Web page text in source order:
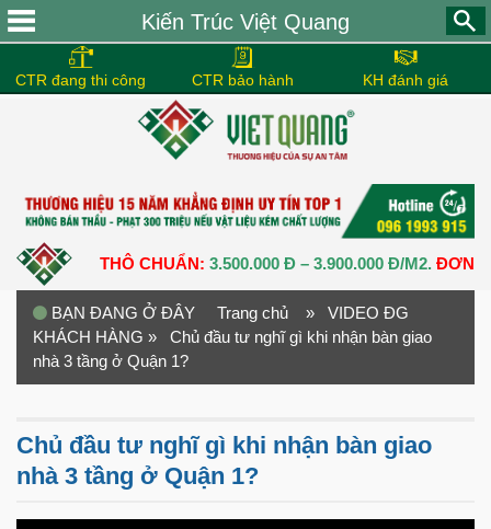
Kiến Trúc Việt Quang
CTR đang thi công CTR bảo hành KH đánh giá
THÔ CHUẨN:3.500.000 Đ – 3.900.000 Đ/M2.ĐƠN GIÁ
BẠN ĐANG Ở ĐÂY Trang chủ » VIDEO ĐG
KHÁCH HÀNG » Chủ đầu tư nghĩ gì khi nhận bàn giao
nhà 3 tầng ở Quận 1?
Chủ đầu tư nghĩ gì khi nhận bàn giao
nhà 3 tầng ở Quận 1?